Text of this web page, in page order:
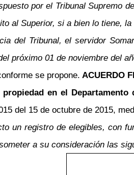
por el Tribunal Supremo
al Superior, si a bien lo tiene,
del Tribunal, el servidor
próximo 01 de noviembre del
se propone. ACUERDO
en el Departamento
del 15 de octubre de 2015,
un registro de elegibles, con
a su consideración las